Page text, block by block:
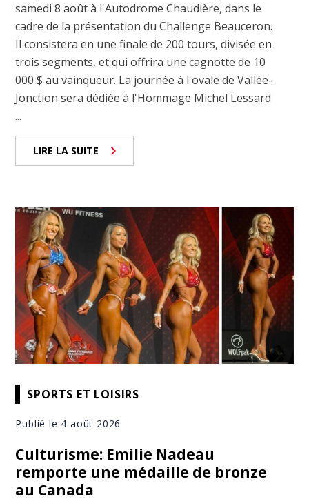
samedi 8 août à l'Autodrome Chaudière, dans le
cadre de la présentation du Challenge Beauceron.
Il consistera en une finale de 200 tours, divisée en
trois segments, et qui offrira une cagnotte de 10
000 $ au vainqueur. La journée à l'ovale de Vallée-
Jonction sera dédiée à l'Hommage Michel Lessard
...
LIRE LA SUITE
SPORTS ET LOISIRS
Publié le 4 août 2026
Culturisme: Emilie Nadeau
remporte une médaille de bronze
au Canada